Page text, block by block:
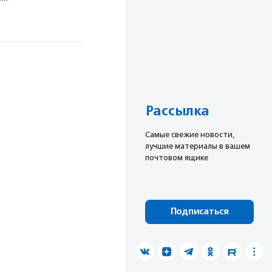
Рассылка
Cамые свежие новости,
лучшие материалы в вашем
почтовом ящике
Подписаться